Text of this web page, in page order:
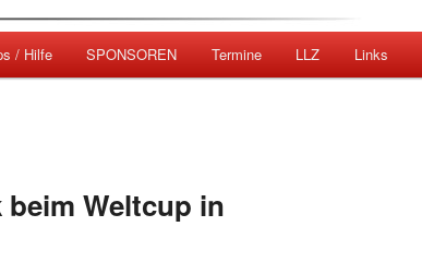
/ Hilfe SPONSOREN Termine LLZ Links
Weltcup in